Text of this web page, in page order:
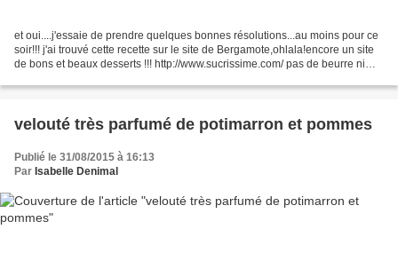
et oui....j'essaie de prendre quelques bonnes résolutions...au moins pour ce
soir!!! j'ai trouvé cette recette sur le site de Bergamote,ohlala!encore un site
de bons et beaux desserts !!! http://www.sucrissime.com/ pas de beurre ni
velouté très parfumé de potimarron et pommes
Publié le 31/08/2015 à 16:13
Par Isabelle Denimal